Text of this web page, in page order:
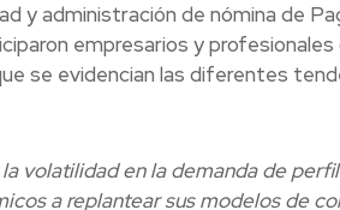
y administración de nómina de
empresarios y
se evidencian las diferentes
volatilidad en la demanda de
a replantear sus modelos de